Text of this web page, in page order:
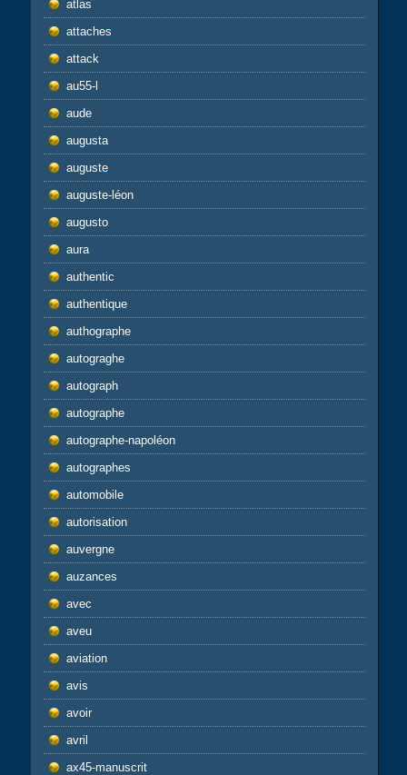
atlas
attaches
attack
au55-l
aude
augusta
auguste
auguste-léon
augusto
aura
authentic
authentique
authographe
autograghe
autograph
autographe
autographe-napoléon
autographes
automobile
autorisation
auvergne
auzances
avec
aveu
aviation
avis
avoir
avril
ax45-manuscrit